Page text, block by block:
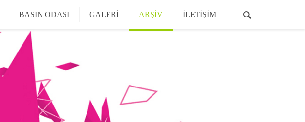
BASIN ODASI GALERİ ARŞİV İLETİŞİM